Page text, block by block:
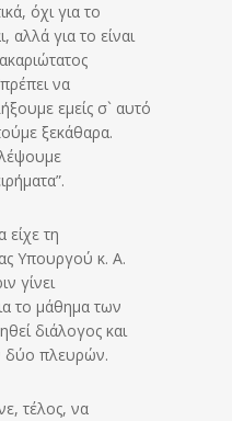
όχι για το
αλλά για το είναι
να
εμείς σ` αυτό
ξεκάθαρα.
τη
Υπουργού κ. Α.
γίνει
το μάθημα των
διάλογος και
δύο πλευρών.
τέλος, να